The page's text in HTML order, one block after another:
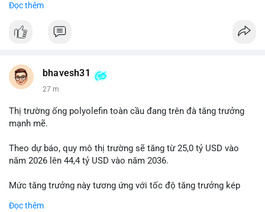
📰 Nguồn: Cointelegraph
Đọc thêm
bhavesh31
27 m
Thị trường ống polyolefin toàn cầu đang trên đà tăng trưởng
mạnh mẽ.
Theo dự báo, quy mô thị trường sẽ tăng từ 25,0 tỷ USD vào
năm 2026 lên 44,4 tỷ USD vào năm 2036.
Mức tăng trưởng này tương ứng với tốc độ tăng trưởng kép
Đọc thêm